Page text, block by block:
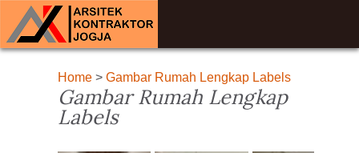
Home> Gambar Rumah Lengkap Labels
Gambar Rumah Lengkap
Labels